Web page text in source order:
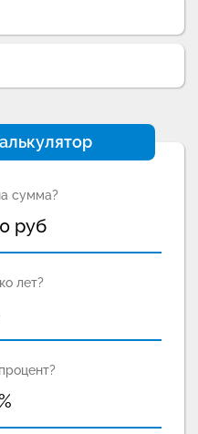
сумма?
руб
лет?